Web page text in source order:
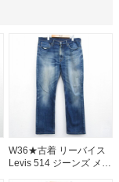
W36★古着 リーバイス
Levis 514 ジーンズ メン